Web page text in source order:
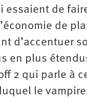
essaient de
de
d’accentuer
en plus
2 qui parle à
le